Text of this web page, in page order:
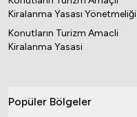
Kiralanma Yasası Yönetmeliği
Konutların Turizm Amacli
Kiralanma Yasasi
Popüler Bölgeler